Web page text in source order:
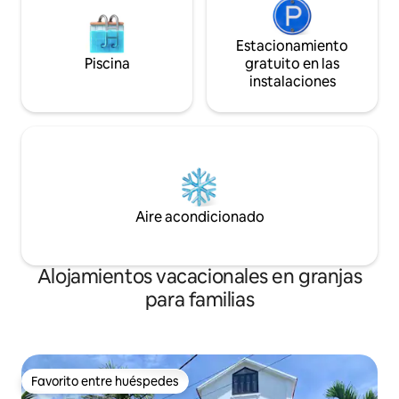
Piscina
Estacionamiento
gratuito en las
instalaciones
Aire acondicionado
Alojamientos vacacionales en granjas
para familias
Favorito entre huéspedes
Favorito entre huéspedes